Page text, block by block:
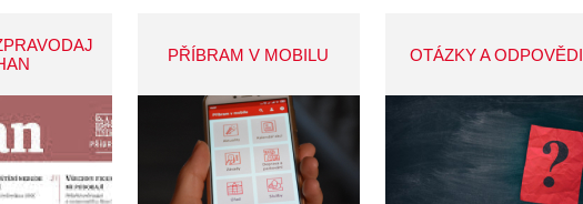
PŘÍBRAM V MOBILU OTÁZKY A ODPOVĚDI